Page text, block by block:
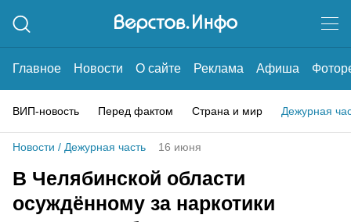
Главное Новости О сайте Реклама Афиша
ВИП-новость Перед фактом Страна и мир Дежурная
Новости / Дежурная часть 16 июня
В Челябинской области
осуждённому за наркотики